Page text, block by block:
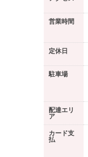
営業時間
定休日
駐車場
配達エリ
ア
カード支
払